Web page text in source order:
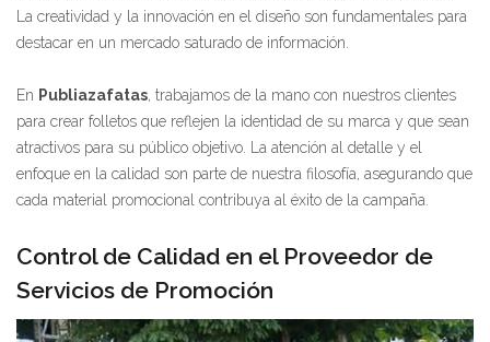
La creatividad y la innovación en el diseño son fundamentales para
destacar en un mercado saturado de información.
En Publiazafatas , trabajamos de la mano con nuestros clientes
para crear folletos que reflejen la identidad de su marca y que sean
atractivos para su público objetivo. La atención al detalle y el
enfoque en la calidad son parte de nuestra filosofía, asegurando que
cada material promocional contribuya al éxito de la campaña.
Control de Calidad en el Proveedor de
Servicios de Promoción